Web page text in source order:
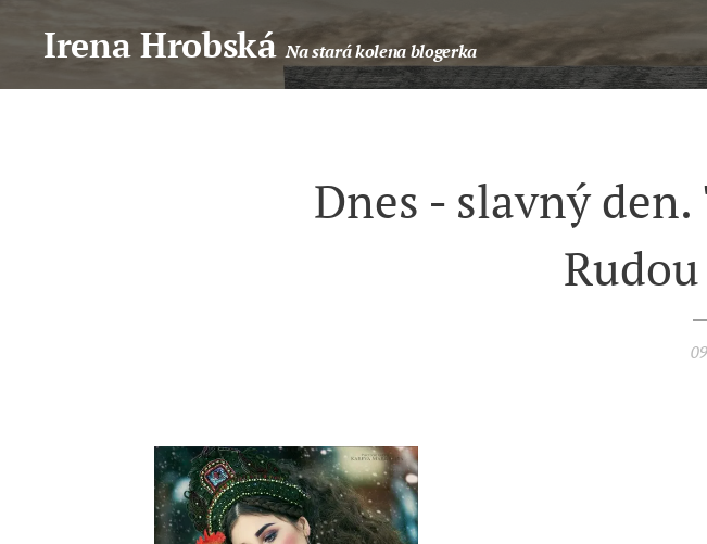
Irena HrobskáNa stará kolena blogerka
Dnes - slavný